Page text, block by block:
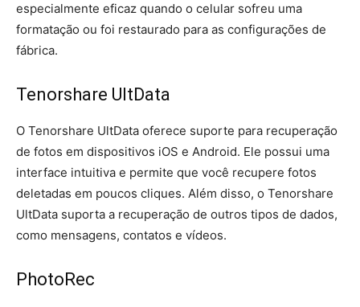
especialmente eficaz quando o celular sofreu uma
formatação ou foi restaurado para as configurações de
fábrica.
Tenorshare UltData
O Tenorshare UltData oferece suporte para recuperação
de fotos em dispositivos iOS e Android. Ele possui uma
interface intuitiva e permite que você recupere fotos
deletadas em poucos cliques. Além disso, o Tenorshare
UltData suporta a recuperação de outros tipos de dados,
como mensagens, contatos e vídeos.
PhotoRec